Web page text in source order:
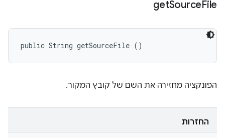
getSourceFile
public String getSourceFile ()
הפונקציה מחזירה את השם של קובץ המקור.
החזרות